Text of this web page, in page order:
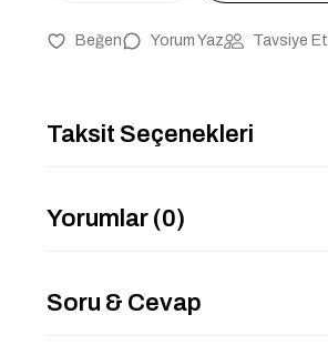
Yorum Yaz Tavsiye Et
Taksit Seçenekleri
Yorumlar (0)
Soru & Cevap